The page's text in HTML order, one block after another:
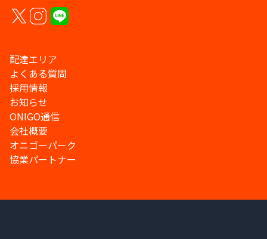
配達エリア
よくある質問
採用情報
お知らせ
ONIGO通信
会社概要
オニゴーパーク
協業パートナー